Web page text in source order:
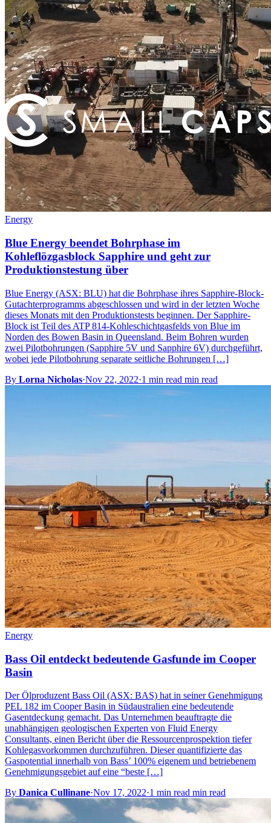
Energy
Blue Energy beendet Bohrphase im
Kohleflözgasblock Sapphire und geht zur
Produktionstestung über
Blue Energy (ASX: BLU) hat die Bohrphase ihres Sapphire-Block-
Gutachterprogramms abgeschlossen und wird in der letzten Woche
dieses Monats mit den Produktionstests beginnen. Der Sapphire-
Block ist Teil des ATP 814-Kohleschichtgasfelds von Blue im
Norden des Bowen Basin in Queensland. Beim Bohren wurden
zwei Pilotbohrungen (Sapphire 5V und Sapphire 6V) durchgeführt,
wobei jede Pilotbohrung separate seitliche Bohrungen […]
By Lorna Nicholas·Nov 22, 2022·1 min read min read
Energy
Bass Oil entdeckt bedeutende Gasfunde im Cooper
Basin
Der Ölproduzent Bass Oil (ASX: BAS) hat in seiner Genehmigung
PEL 182 im Cooper Basin in Südaustralien eine bedeutende
Gasentdeckung gemacht. Das Unternehmen beauftragte die
unabhängigen geologischen Experten von Fluid Energy
Consultants, einen Bericht über die Ressourcenprospektion tiefer
Kohlegasvorkommen durchzuführen. Dieser quantifizierte das
Gaspotential innerhalb von Bass’ 100% eigenem und betriebenem
Genehmigungsgebiet auf eine “beste […]
By Danica Cullinane·Nov 17, 2022·1 min read min read